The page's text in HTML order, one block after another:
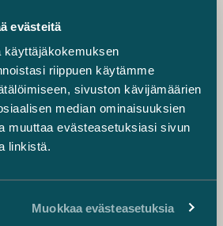
evästeitä
käyttäjäkokemuksen
riippuen käytämme
sivuston kävijämäärien
median ominaisuuksien
muuttaa evästeasetuksiasi sivun
linkistä.
Muokkaa evästeasetuksia
myöhemmässä
sopiva määrä työkokemusta
vertaa itseäsi muihin, vaan
ja kulje rohkeasti omaa
valmistumisen jälkeenkin ja
kokemus, josta kannattaa
Associate